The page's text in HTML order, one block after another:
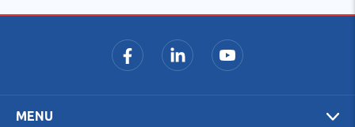
MENU